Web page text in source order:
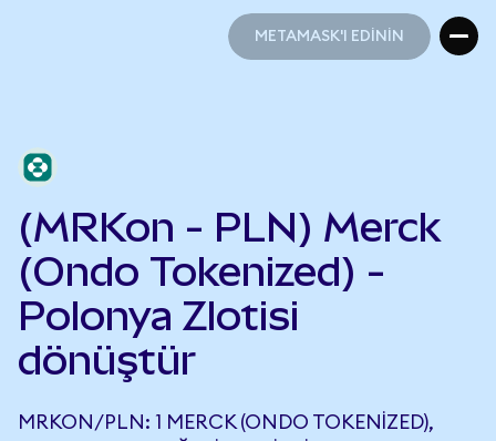
METAMASK'I EDİNİN
(MRKon - PLN) Merck
(Ondo Tokenized) -
Polonya Zlotisi
dönüştür
MRKON/PLN: 1 MERCK (ONDO TOKENIZED),